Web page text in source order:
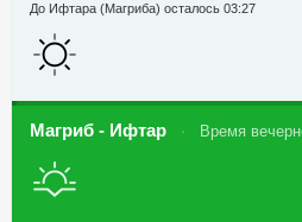
До Ифтара (Магриба) осталось 03:27
Магриб - Ифтар Время